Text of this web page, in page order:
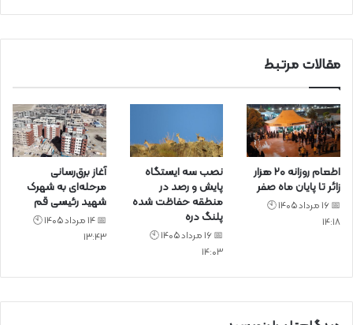
مقالات مرتبط
اطعام روزانه ۲۰ هزار
زائر تا پایان ماه صفر
📅 16 مرداد 1405 🕙
14:18
نصب سه ایستگاه
پایش و رصد در
منطقه حفاظت شده
پلنگ دره
📅 16 مرداد 1405 🕙
14:03
آغاز برق‌رسانی
مرحله‌ای به شهرک
شهید رئیسی قم
📅 14 مرداد 1405 🕙
13:43